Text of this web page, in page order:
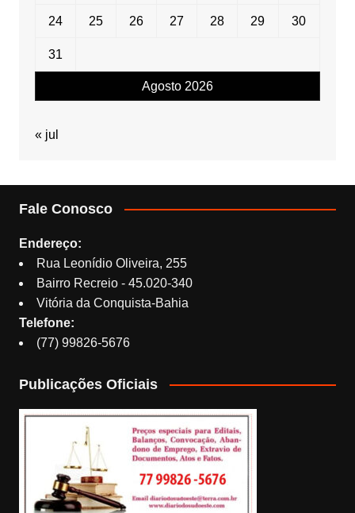
Agosto 2026
24 25 26 27 28 29 30
31
« jul
Fale Conosco
Endereço:
Rua Leonídio Oliveira, 255
Bairro Recreio - 45.020-340
Vitória da Conquista-Bahia
Telefone:
(77) 99826-5676
Publicações Oficiais